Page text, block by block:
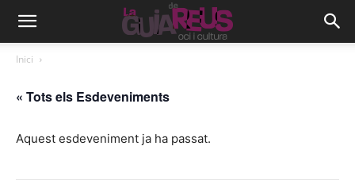
Inici
« Tots els Esdeveniments
Aquest esdeveniment ja ha passat.